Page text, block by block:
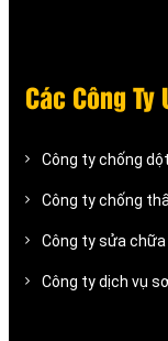
Các Công Ty
Công ty chống dột
Công ty chống
Công ty sửa chữa
Công ty dịch vụ